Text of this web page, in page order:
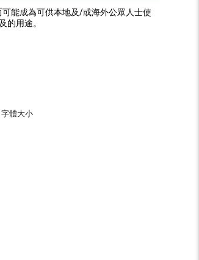
能成為可供本地及/或海外公眾人士使
的用途。
字體大小